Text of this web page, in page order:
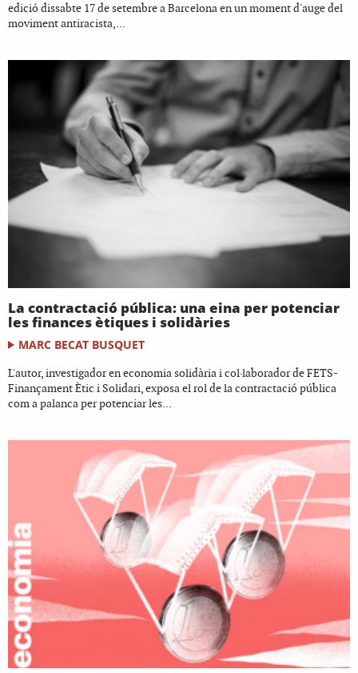
edició dissabte 17 de setembre a Barcelona en un moment d'auge del
moviment antiracista,...
La contractació pública: una eina per potenciar
les finances ètiques i solidàries
MARC BECAT BUSQUET
L'autor, investigador en economia solidària i col·laborador de FETS-
Finançament Ètic i Solidari, exposa el rol de la contractació pública
com a palanca per potenciar les...